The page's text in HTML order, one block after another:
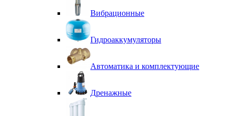
Вибрационные
Гидроаккумуляторы
Автоматика и комплектующие
Дренажные